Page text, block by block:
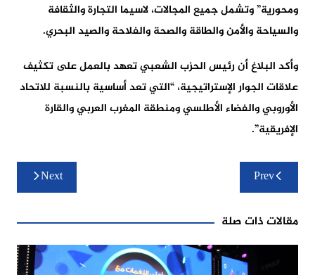
ومحورية” وتشمل جميع المجالات، لاسيما التجارة والثقافة
والسياحة والأمن والطاقة والصحة والفلاحة والصيد البحري.
وأكد البلاغ أن رئيس الحزب الشعبي تعهد بالعمل على تكثيف
علاقات الجوار الإستراتيجية، “التي تعد أساسية بالنسبة للاتحاد
الأوروبي والفضاء الأطلسي ومنطقة المغرب العربي والقارة
الإفريقية”.
تصفّح
المقالاتPrev
Next
مقالات ذات صلة